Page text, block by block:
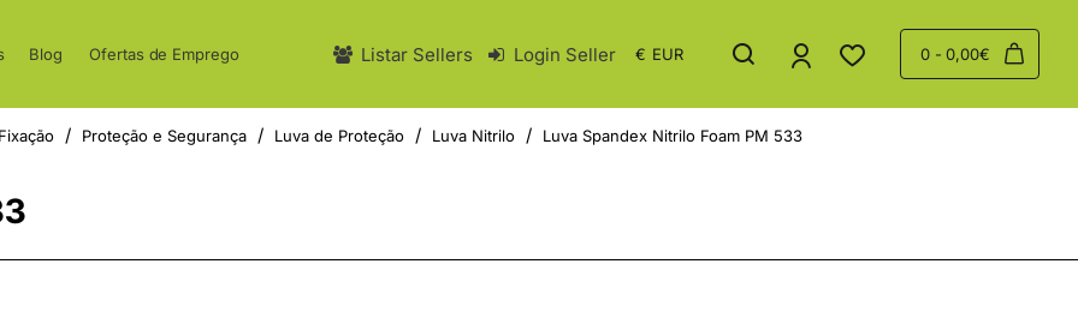
Blog Ofertas de Emprego Listar Sellers Login Seller € EUR 0 - 0,00€
Proteção e Segurança Luva de Proteção Luva Nitrilo Luva Spandex Nitrilo Foam PM 533